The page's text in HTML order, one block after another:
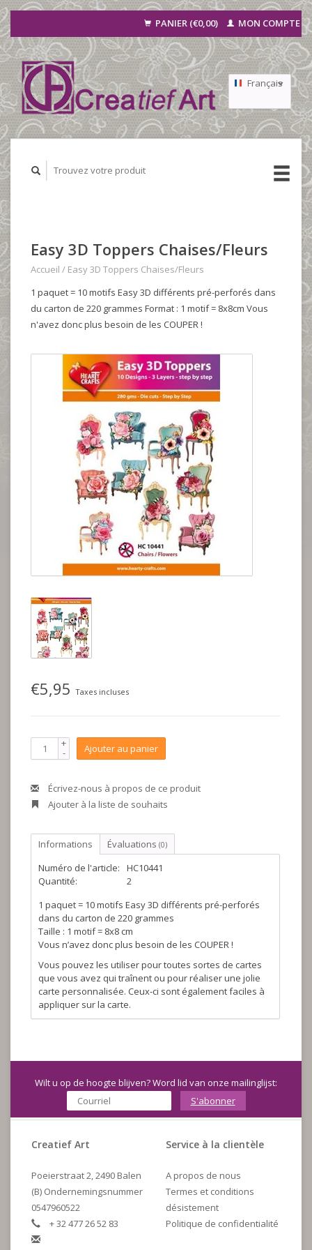
PANIER (€0,00) MON COMPTE
Français
Nederlands
Easy 3D Toppers Chaises/Fleurs
Accueil / Easy 3D Toppers Chaises/Fleurs
1 paquet = 10 motifs Easy 3D différents pré-perforés dans
du carton de 220 grammes Format : 1 motif = 8x8cm Vous
n'avez donc plus besoin de les COUPER !
€5,95 Taxes incluses
+
- Ajouter au panier
Écrivez-nous à propos de ce produit
Ajouter à la liste de souhaits
Informations Évaluations (0)
Numéro de l'article:
HC10441
Quantité:
2
1 paquet = 10 motifs Easy 3D différents pré-perforés
dans du carton de 220 grammes
Taille : 1 motif = 8x8 cm
Vous n’avez donc plus besoin de les COUPER !
Vous pouvez les utiliser pour toutes sortes de cartes
que vous avez qui traînent ou pour réaliser une jolie
carte personnalisée. Ceux-ci sont également faciles à
appliquer sur la carte.
Wilt u op de hoogte blijven? Word lid van onze mailinglijst:
S'abonner
Creatief Art
Poeierstraat 2, 2490 Balen
(B) Ondernemingsnummer
0547960522
+ 32 477 26 52 83
Service à la clientèle
A propos de nous
Termes et conditions
désistement
Politique de confidentialité